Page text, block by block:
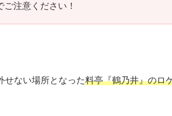
ご注意ください！
せない場所となった料亭『鶴乃井』のロ